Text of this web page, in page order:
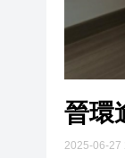
晉環
2025-06-27